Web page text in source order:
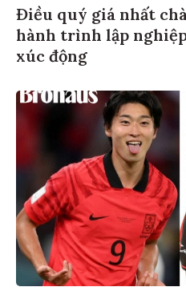
Điều quý giá nhất
hành trình lập
xúc động